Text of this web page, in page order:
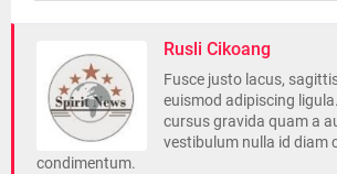
Rusli Cikoang
Fusce justo lacus,
euismod adipiscing
cursus gravida quam a
vestibulum nulla id diam
condimentum.